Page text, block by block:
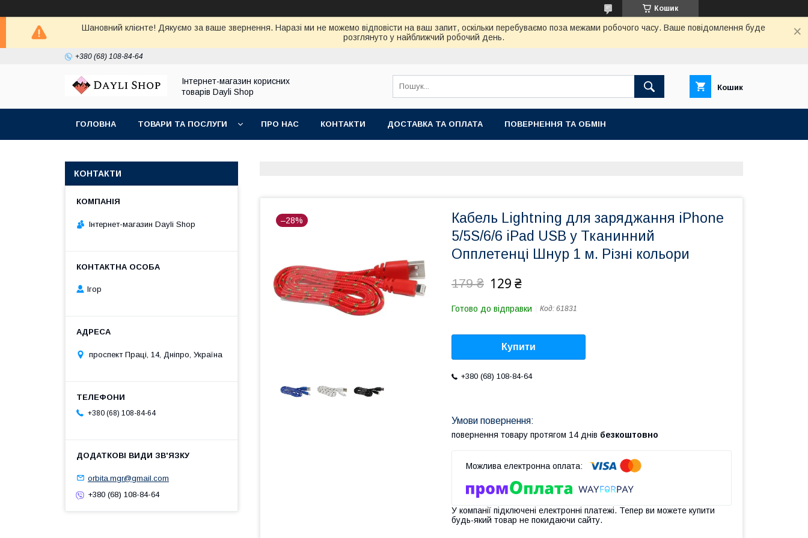
Кошик
Шановний клієнте! Дякуємо за ваше звернення. Наразі ми не можемо відповісти на ваш запит, оскільки перебуваємо поза межами робочого часу. Ваше повідомлення буде
розглянуто у найближчий робочий день.
+380 (68) 108-84-64
Інтернет-магазин корисних
товарів Dayli Shop
Кошик
ГОЛОВНА ТОВАРИ ТА ПОСЛУГИ ПРО НАС КОНТАКТИ ДОСТАВКА ТА ОПЛАТА ПОВЕРНЕННЯ ТА ОБМІН
–28%
Кабель Lightning для заряджання iPhone
5/5S/6/6 iPad USB у Тканинний
Опплетенці Шнур 1 м. Різні кольори
179 ₴ 129 ₴
Готово до відправки Код: 61831
Купити
+380 (68) 108-84-64
повернення товару протягом 14 днів безкоштовно
У компанії підключені електронні платежі. Тепер ви можете купити
будь-який товар не покидаючи сайту.
КОНТАКТИ
Інтернет-магазин Dayli Shop
Ігор
проспект Праці, 14, Дніпро, Україна
+380 (68) 108-84-64
orbita.mgr@gmail.com
+380 (68) 108-84-64